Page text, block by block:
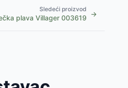
Sledeći proizvod
plava Villager 003619 →